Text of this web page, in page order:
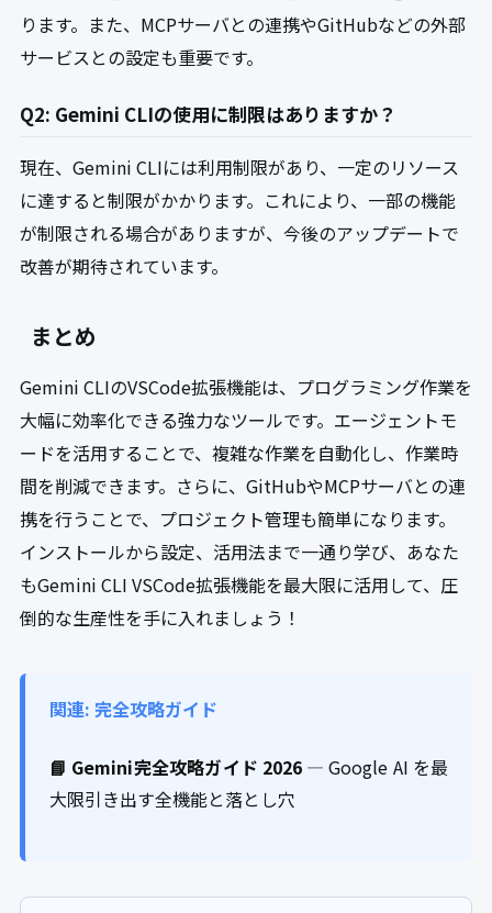
ります。また、MCPサーバとの連携やGitHubなどの外部
サービスとの設定も重要です。
Q2: Gemini CLIの使用に制限はありますか？
現在、Gemini CLIには利用制限があり、一定のリソース
に達すると制限がかかります。これにより、一部の機能
が制限される場合がありますが、今後のアップデートで
改善が期待されています。
まとめ
Gemini CLIのVSCode拡張機能は、プログラミング作業を
大幅に効率化できる強力なツールです。エージェントモ
ードを活用することで、複雑な作業を自動化し、作業時
間を削減できます。さらに、GitHubやMCPサーバとの連
携を行うことで、プロジェクト管理も簡単になります。
インストールから設定、活用法まで一通り学び、あなた
もGemini CLI VSCode拡張機能を最大限に活用して、圧
倒的な生産性を手に入れましょう！
関連: 完全攻略ガイド
📘 Gemini完全攻略ガイド 2026 — Google AI を最
大限引き出す全機能と落とし穴